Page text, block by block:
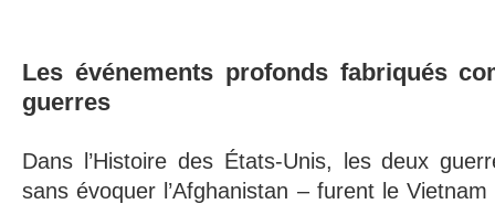
Les événements profonds fabriqués
guerres
Dans l’Histoire des États-Unis, les deux
sans évoquer l’Afghanistan – furent le